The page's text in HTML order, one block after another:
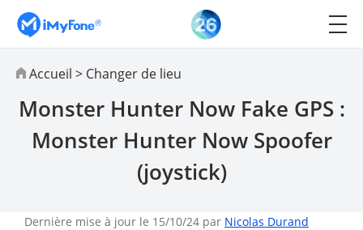
Accueil > Changer de lieu
Monster Hunter Now Fake GPS :
Monster Hunter Now Spoofer
(joystick)
Dernière mise à jour le 15/10/24 par Nicolas Durand